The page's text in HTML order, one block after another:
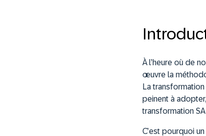
À l’heure où de
œuvre la
La
peinent à
transformation
C’est pourquoi